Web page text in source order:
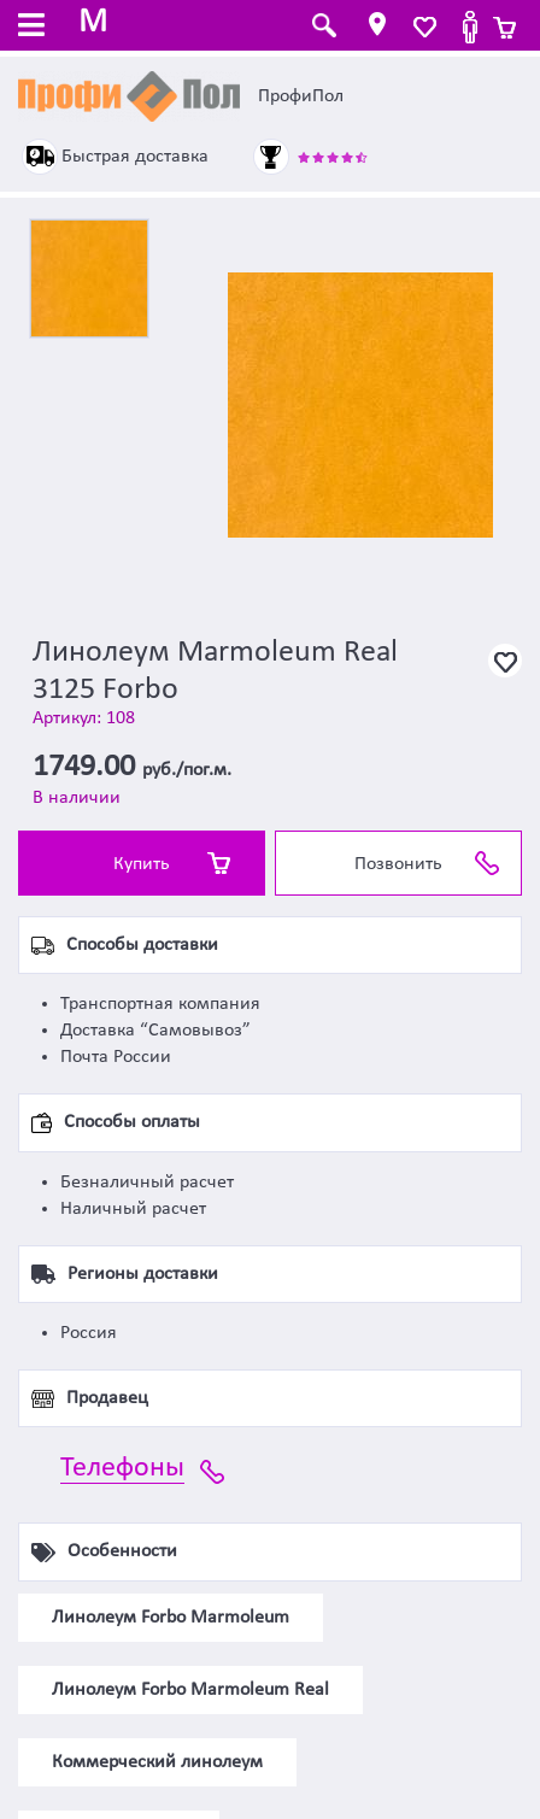
M
ПрофиПол
Быстрая доставка
Линолеум Marmoleum Real
3125 Forbo
Артикул: 108
1749.00 руб./пог.м.
В наличии
Купить Позвонить
Способы доставки
Транспортная компания
Доставка “Самовывоз”
Почта России
Способы оплаты
Безналичный расчет
Наличный расчет
Регионы доставки
Россия
Продавец
Телефоны
Особенности
Линолеум Forbo Marmoleum
Линолеум Forbo Marmoleum Real
Коммерческий линолеум